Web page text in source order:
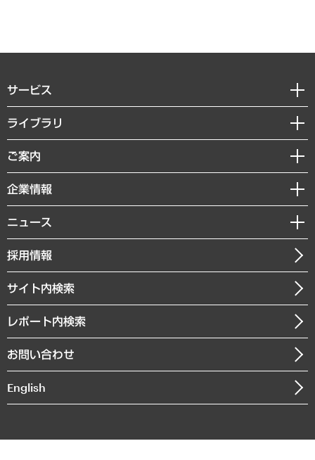
サービス
経営戦略
組織・人事戦略
デジタルイノベーション
共生・ダイバーシティ
GRC（ガバナンス・リスク・コンプライアンス）・防災（政策）
経済・産業・雇用・労働
まちづくり・観光・交通・スポーツ・スマートシティ
自然資源・農林水産業・食料システム
ライブラリ
経済調査
レポート
コラム
経営用語集
受託・受注実績（官公庁関連）
メディア掲載・出演
ご案内
セミナー・イベント情報
MUFGビジネスセミナー
受託案件情報
企業情報
私たちの想い
社長メッセージ
会社概要
沿革
組織図・本部部室紹介
インドネシア現地法人
個人情報保護方針
ニュース
ニュースリリース
お知らせ
採用情報
サイト内検索
レポート内検索
お問い合わせ
English